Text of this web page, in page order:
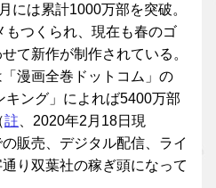
には累計1000万部を突破。
もつくられ、現在も春のゴ
て新作が制作されている。
漫画全巻ドットコム」の
キング」によれば5400万部
註 、2020年2月18日現
販売、デジタル配信、ライ
り双葉社の稼ぎ頭になって